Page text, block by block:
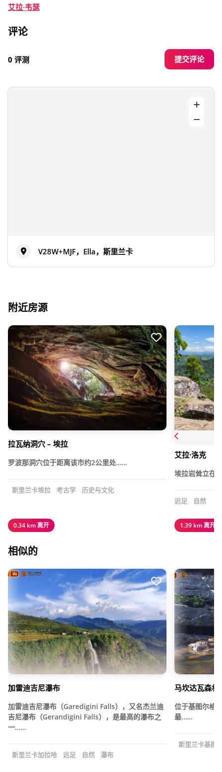
艾拉·韦瑟
评论
0 评测 提交评论
V28W+MJF，Ella，斯里兰卡
附近房源
拉瓦纳洞穴 – 埃拉
罗波那洞穴位于距离该市约2公里处……
斯里兰卡埃拉 考古学 历史与文化
0.34 km 离开
艾拉·洛克
埃拉岩耸立在
远足 自然
1.39 km 离开
相似的
加雷迪吉尼瀑布
加雷迪吉尼瀑布（Garedigini Falls），又名杰兰迪
吉尼瀑布（Gerandigini Falls），是最高的瀑布之
一……
斯里兰卡加拉哈 远足 自然 瀑布
马坎达瓦森林
位于基图尔格
最……
斯里兰卡基图